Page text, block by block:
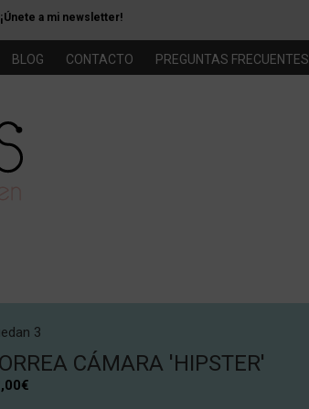
¡Únete a mi newsletter!
BLOG CONTACTO PREGUNTAS FRECUENTES
3
CÁMARA 'HIPSTER'
€